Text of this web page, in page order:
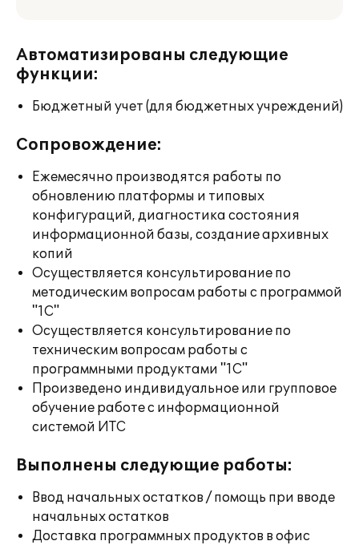
Автоматизированы следующие
функции:
Бюджетный учет (для бюджетных учреждений)
Сопровождение:
Ежемесячно производятся работы по
обновлению платформы и типовых
конфигураций, диагностика состояния
информационной базы, создание архивных
копий
Осуществляется консультирование по
методическим вопросам работы с программой
"1С"
Осуществляется консультирование по
техническим вопросам работы с
программными продуктами "1С"
Произведено индивидуальное или групповое
обучение работе с информационной
системой ИТС
Выполнены следующие работы:
Ввод начальных остатков / помощь при вводе
начальных остатков
Доставка программных продуктов в офис